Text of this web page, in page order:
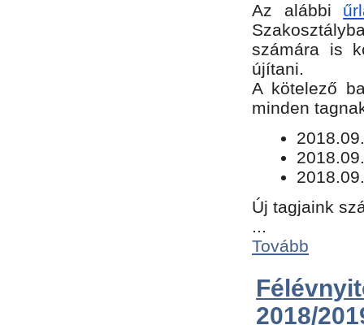
Az alábbi
számára is
újítani.
​A kötelező
minden
Új tagjaink
...
Tovább
2018/